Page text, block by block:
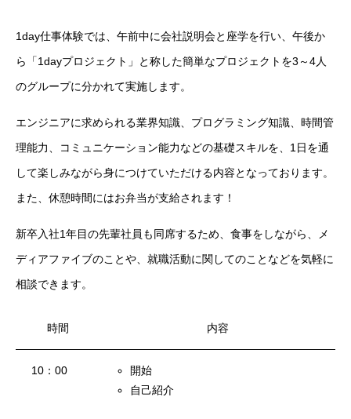
環境を知る Environment
残業規制
社内システム
社内イベント
福利厚生
1day仕事体験では、午前中に会社説明会と座学を行い、午後か
ら「1dayプロジェクト」と称した簡単なプロジェクトを3～4人
のグループに分かれて実施します。
エンジニアに求められる業界知識、プログラミング知識、時間管
理能力、コミュニケーション能力などの基礎スキルを、1日を通
して楽しみながら身につけていただける内容となっております。
また、休憩時間にはお弁当が支給されます！
新卒入社1年目の先輩社員も同席するため、食事をしながら、メ
ディアファイブのことや、就職活動に関してのことなどを気軽に
相談できます。
時間 内容
10：00
開始
自己紹介